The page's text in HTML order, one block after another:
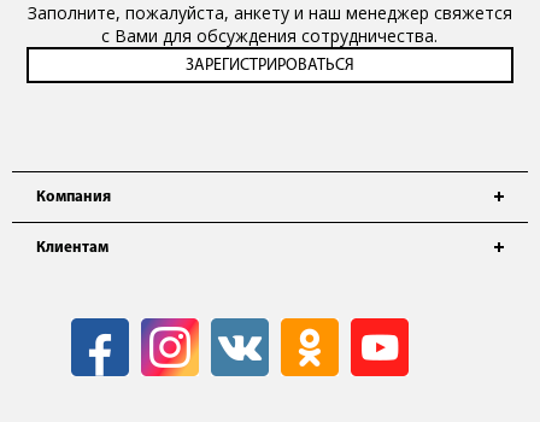
Компания
Клиентам
Заполните, пожалуйста, анкету и наш менеджер свяжется
с Вами для обсуждения сотрудничества.